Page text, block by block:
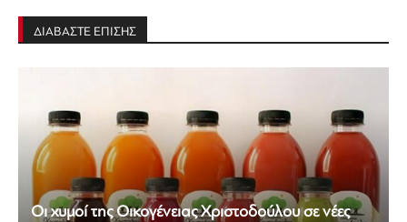
ΔΙΑΒΑΣΤΕ ΕΠΙΣΗΣ
Οι χυμοί της Οικογένειας Χριστοδούλου σε νέες